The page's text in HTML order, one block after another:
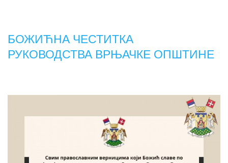
БОЖИЋНА ЧЕСТИТКА
РУКОВОДСТВА ВРЊАЧКЕ ОПШТИНЕ